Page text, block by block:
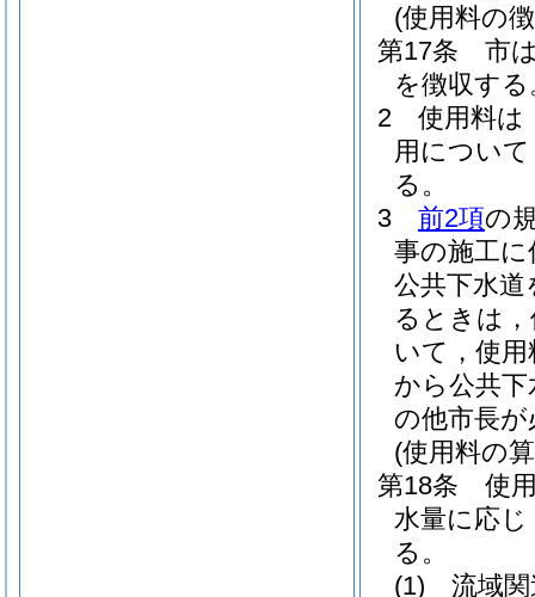
(使用料の
第17条
市
を徴収する
2
使用料は
用につい
る。
3
前2項の
事の施工
公共下水
るときは
いて，使
から公共
の他市長
(使用料の
第18条
使
水量に応じ
る。
(1)
流域